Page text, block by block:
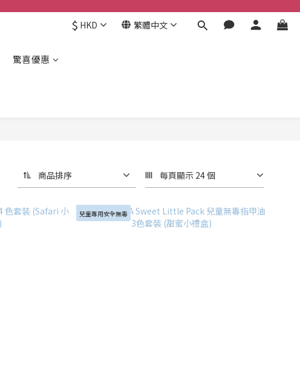
$ HKD 繁體中文
驚喜優惠
商品排序 每頁顯示 24 個
兒童專用安全無毒